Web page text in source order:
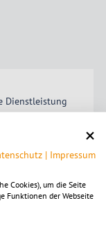
Dienstleistung
Sie Cookies
Open Street
| Impressum
Cookies), um die Seite
Funktionen der Webseite